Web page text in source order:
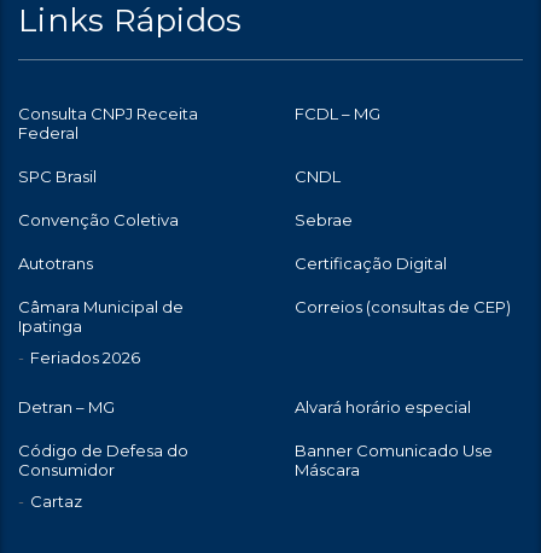
Links Rápidos
Consulta CNPJ Receita
Federal
FCDL – MG
SPC Brasil CNDL
Convenção Coletiva Sebrae
Autotrans Certificação Digital
Câmara Municipal de
Ipatinga
Feriados 2026
Correios (consultas de CEP)
Detran – MG Alvará horário especial
Código de Defesa do
Consumidor
Cartaz
Banner Comunicado Use
Máscara